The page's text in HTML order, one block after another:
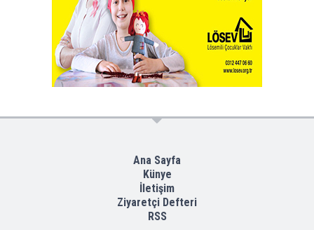
Ana Sayfa
Künye
İletişim
Ziyaretçi Defteri
RSS